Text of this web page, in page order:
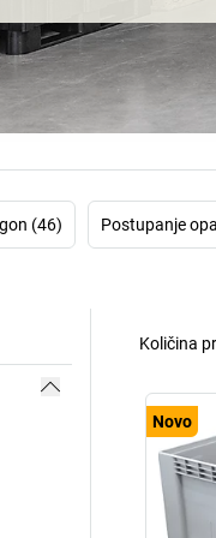
(46) Postupanje
Količina
Novo